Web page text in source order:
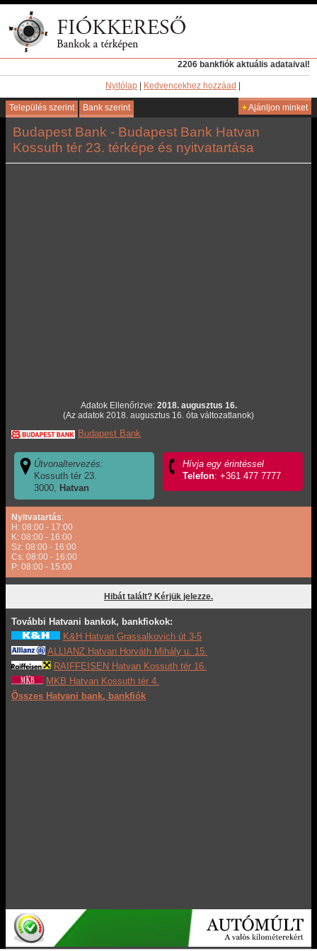
2206 bankfiók aktuális adataival!
Nyitólap Kedvencekhez hozzáad
Település szerint Bank szerint +Ajánljon minket
Budapest Bank - Budapest Bank Hatvan
Kossuth tér 23. térképe és nyitvatartása
Adatok Ellenőrizve: 2018. augusztus 16.
(Az adatok 2018. augusztus 16. óta változatlanok)
Budapest Bank
Útvonaltervezés:
Kossuth tér 23.
3000, Hatvan
Hívja egy érintéssel
Telefon: +361 477 7777
Nyitvatartás:
H: 08:00 - 17:00
K: 08:00 - 16:00
Sz: 08:00 - 16:00
Cs: 08:00 - 16:00
P: 08:00 - 15:00
Hibát talált? Kérjük jelezze.
További Hatvani bankok, bankfiokok:
K&H Hatvan Grassalkovich út 3-5
ALLIANZ Hatvan Horváth Mihály u. 15.
RAIFFEISEN Hatvan Kossuth tér 16.
MKB Hatvan Kossuth tér 4.
Összes Hatvani bank, bankfiók